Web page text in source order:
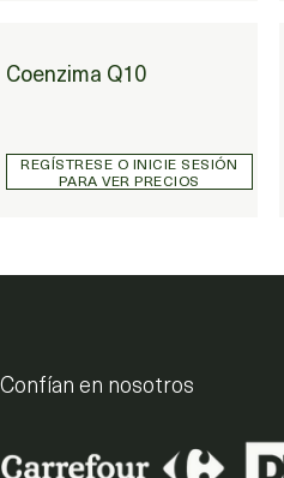
Coenzima Q10
REGÍSTRESE O INICIE SESIÓN
PARA VER PRECIOS
Confían en nosotros